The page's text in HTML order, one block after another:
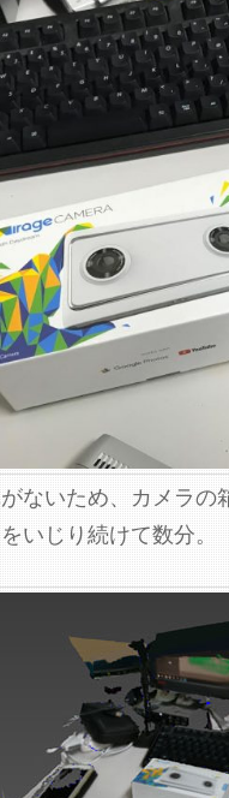
ないため、カメラの
いじり続けて数分。